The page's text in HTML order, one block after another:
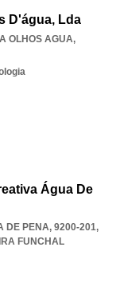
D'água, Lda
OLHOS AGUA,
Água De
DE PENA, 9200-201,
FUNCHAL